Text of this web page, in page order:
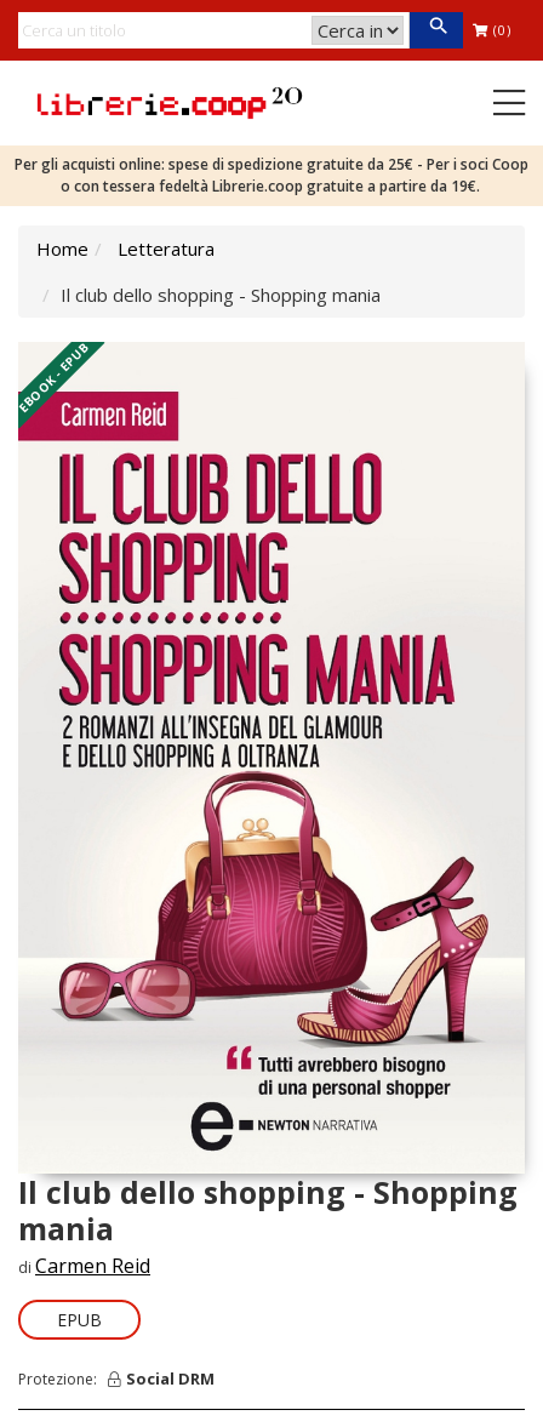
(0)
Per gli acquisti online: spese di spedizione gratuite da 25€ - Per i soci Coop
o con tessera fedeltà Librerie.coop gratuite a partire da 19€.
Home
Letteratura
Il club dello shopping - Shopping mania
EBOOK - EPUB
Il club dello shopping - Shopping
mania
di Carmen Reid
EPUB
Protezione: Social DRM